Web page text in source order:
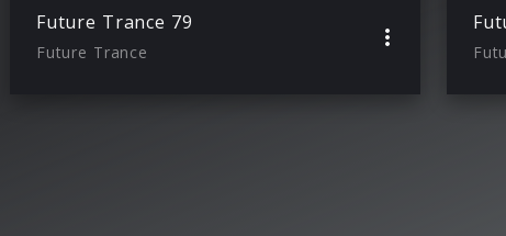
Future Trance 79
Future Trance